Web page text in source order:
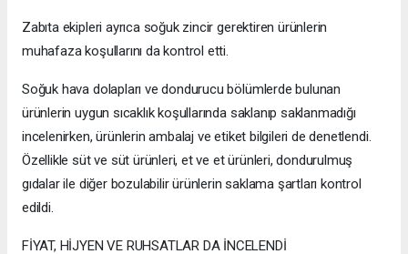
Zabıta ekipleri ayrıca soğuk zincir gerektiren ürünlerin
muhafaza koşullarını da kontrol etti.
Soğuk hava dolapları ve dondurucu bölümlerde bulunan
ürünlerin uygun sıcaklık koşullarında saklanıp saklanmadığı
incelenirken, ürünlerin ambalaj ve etiket bilgileri de denetlendi.
Özellikle süt ve süt ürünleri, et ve et ürünleri, dondurulmuş
gıdalar ile diğer bozulabilir ürünlerin saklama şartları kontrol
edildi.
FİYAT, HİJYEN VE RUHSATLAR DA İNCELENDİ